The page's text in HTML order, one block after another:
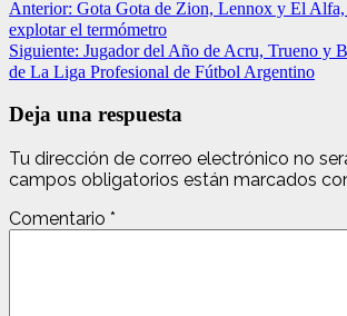
Anterior: Gota Gota de Zion, Lennox y El Alfa,
explotar el termómetro
Siguiente: Jugador del Año de Acru, Trueno y
de La Liga Profesional de Fútbol Argentino
Deja una respuesta
Tu dirección de correo electrónico no
campos obligatorios están marcados
Comentario *